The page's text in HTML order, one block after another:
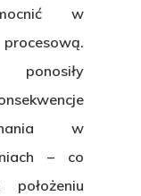
w
w
– co